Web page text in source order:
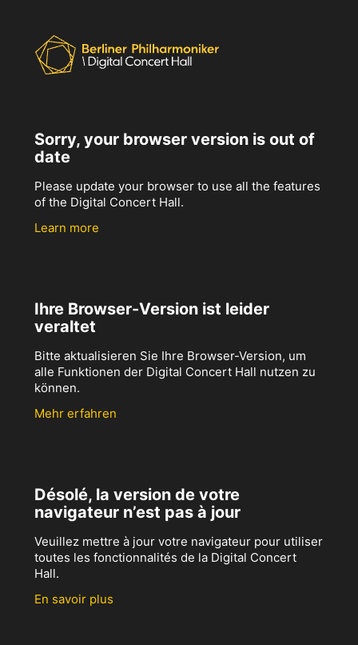
Sorry, your browser version is out of
date
Please update your browser to use all the features
of the Digital Concert Hall.
Learn more
Ihre Browser-Version ist leider
veraltet
Bitte aktualisieren Sie Ihre Browser-Version, um
alle Funktionen der Digital Concert Hall nutzen zu
können.
Mehr erfahren
Désolé, la version de votre
navigateur n’est pas à jour
Veuillez mettre à jour votre navigateur pour utiliser
toutes les fonctionnalités de la Digital Concert
Hall.
En savoir plus